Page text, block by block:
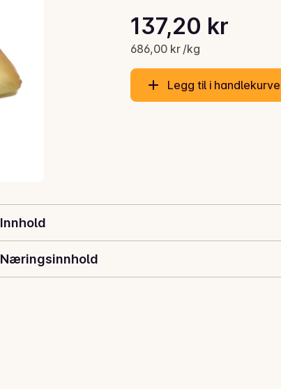
Gjeldende pris er: 137,20 kr
137,20 kr
686,00 kr /kg
Stykkpris: 686,00 kr /kg
Legg til i
Innhold
Næringsinnhold